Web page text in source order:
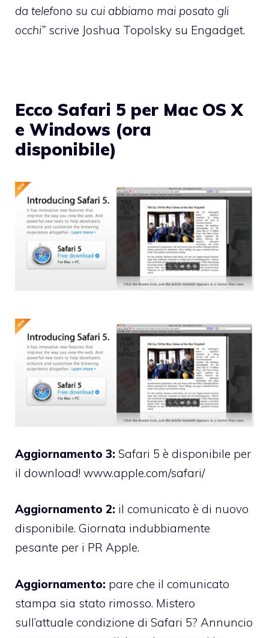
da telefono su cui abbiamo mai posato gli
occhi” scrive Joshua Topolsky su Engadget.
Ecco Safari 5 per Mac OS X
e Windows (ora
disponibile)
Aggiornamento 3: Safari 5 è disponibile per
il download! www.apple.com/safari/
Aggiornamento 2: il comunicato è di nuovo
disponibile. Giornata indubbiamente
pesante per i PR Apple.
Aggiornamento: pare che il comunicato
stampa sia stato rimosso. Mistero
sull’attuale condizione di Safari 5? Annuncio